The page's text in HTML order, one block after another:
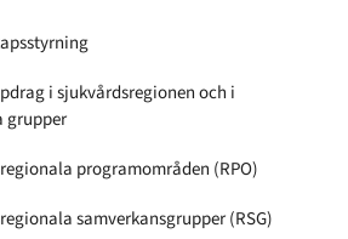
i sjukvårdsregionen och i
grupper
programområden (RPO)
samverkansgrupper (RSG)